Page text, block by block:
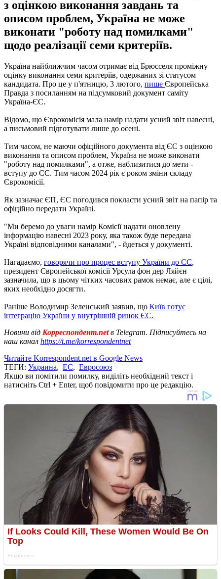
з оцінкою виконання завдань та
описом проблем, Україна не може
виконати "роботу над помилками"
щодо реалізації семи критеріїв.
Україна найближчим часом отримає від Брюсселя проміжну
оцінку виконання семи критеріїв, одержаних зі статусом
кандидата. Про це у п'ятницю, 3 лютого, пише Європейська
Правда з посиланням на підсумковий документ саміту
Україна-ЄС.
Відомо, що Єврокомісія мала намір надати усний звіт навесні,
а письмовий підготувати лише до осені.
Тим часом, не маючи офіційного документа від ЄС з оцінкою
виконання та описом проблем, Україна не може виконати
"роботу над помилками", а отже, наблизитися до мети -
вступу до ЄС. Тим часом 2024 рік є роком зміни складу
Єврокомісії.
Як зазначає ЄП, ЄС погодився покласти усний звіт на папір та
офіційно передати Україні.
"Ми беремо до уваги намір Комісії надати оновлену
інформацію навесні 2023 року, яка також буде передана
Україні відповідними каналами", - йдеться у документі.
Нагадаємо, говорячи про процес вступу України до ЄС,
президент Європейської комісії Урсула фон дер Ляйєн
зазначила, що в цьому чітких часових рамок немає, але є цілі,
яких необхідно досягти.
Раніше Володимир Зеленський заявив, що Київ готує
інтеграцію України у внутрішній ринок ЄС.
Новини від Корреспондент.netв Telegram. Підписуйтесь на
наш канал https://t.me/korrespondentnet
Читайте Korrespondent.net в Google News
ТЕГИ: Украина, ЕС, Евросоюз
Якщо ви помітили помилку, виділіть необхідний текст і
натисніть Ctrl + Enter, щоб повідомити про це редакцію.